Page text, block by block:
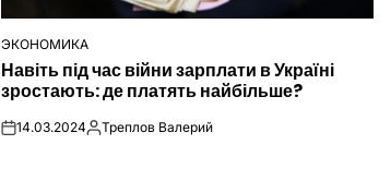
ОПУБЛІКУВАТИ
У
ЭКОНОМИКА
Навіть під час війни зарплати в Україні
зростають: де платять найбільше?
on14.03.2024Опубліковано
Треплов Валерий